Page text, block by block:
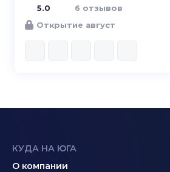
5.0
6 отзывов
Открытие август
КУДА НА ЮГА
О компании